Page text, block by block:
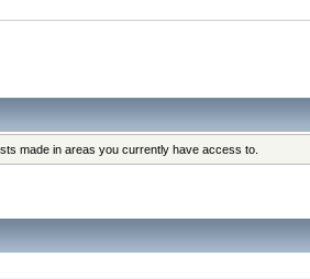
made in areas you currently have access to.